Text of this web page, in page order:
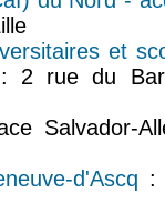
et
: 2 rue du
Salvador-
d'Ascq :